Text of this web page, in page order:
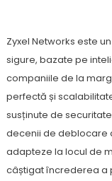
Zyxel Networks este
sigure, bazate pe
companiile de la
perfectă și
susținute de
decenii de deblocare
adapteze la locul de
câștigat încrederea a